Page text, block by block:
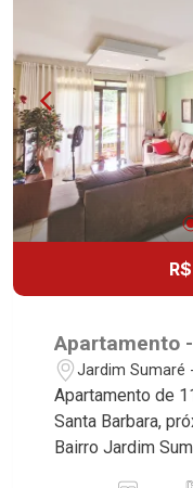
Apartamento
Jardim Sumaré
Apartamento de
Santa Barbara,
Bairro Jardim